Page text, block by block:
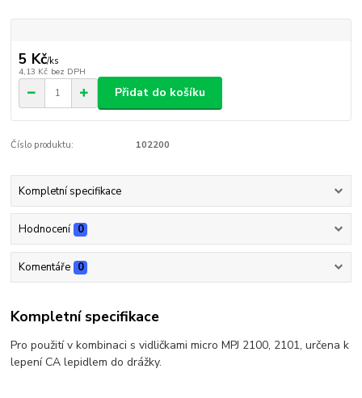
5 Kč/ks
4,13 Kč bez DPH
Přidat do košíku
Číslo produktu: 102200
Kompletní specifikace
Hodnocení 0
Komentáře 0
Kompletní specifikace
Pro použití v kombinaci s vidličkami micro MPJ 2100, 2101, určena k
lepení CA lepidlem do drážky.